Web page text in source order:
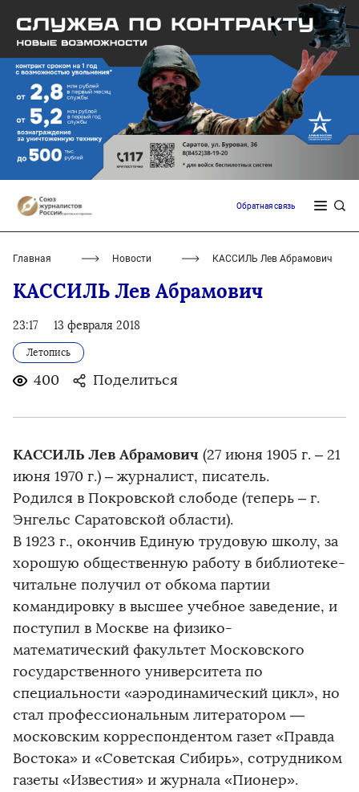
Обратная связь
Главная Новости КАССИЛЬ Лев Абрамович
КАССИЛЬ Лев Абрамович
23:17 13 февраля 2018
Летопись
400 Поделиться
КАССИЛЬ Лев Абрамович (27 июня 1905 г. – 21
июня 1970 г.) – журналист, писатель.
Родился в Покровской слободе (теперь – г.
Энгельс Саратовской области).
В 1923 г., окончив Единую трудовую школу, за
хорошую общественную работу в библиотеке-
читальне получил от обкома партии
командировку в высшее учебное заведение, и
поступил в Москве на физико-
математический факультет Московского
государственного университета по
специальности «аэродинамический цикл», но
стал профессиональным литератором —
московским корреспондентом газет «Правда
Востока» и «Советская Сибирь», сотрудником
газеты «Известия» и журнала «Пионер».